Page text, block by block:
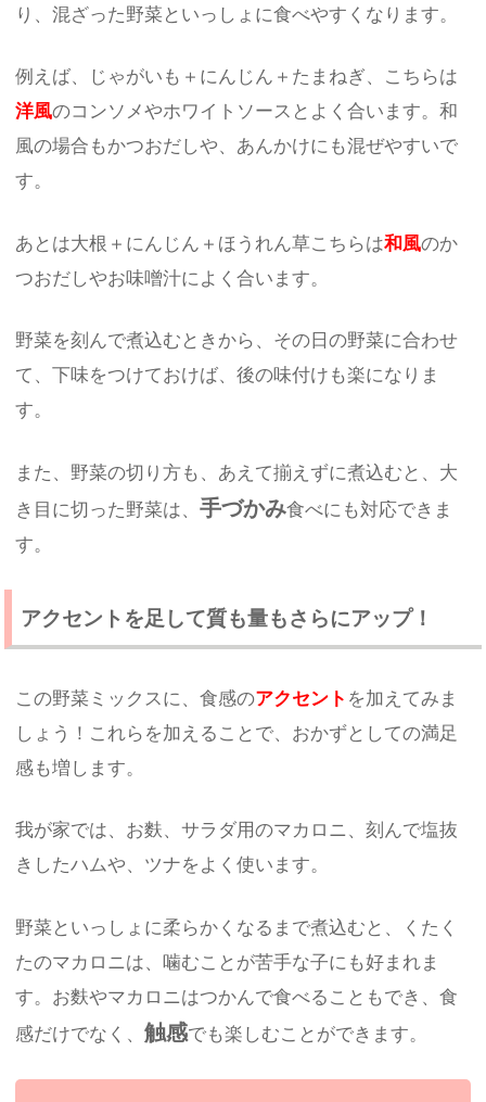
り、混ざった野菜といっしょに食べやすくなります。
例えば、じゃがいも＋にんじん＋たまねぎ、こちらは
洋風のコンソメやホワイトソースとよく合います。和
風の場合もかつおだしや、あんかけにも混ぜやすいで
す。
あとは大根＋にんじん＋ほうれん草こちらは和風のか
つおだしやお味噌汁によく合います。
野菜を刻んで煮込むときから、その日の野菜に合わせ
て、下味をつけておけば、後の味付けも楽になりま
す。
また、野菜の切り方も、あえて揃えずに煮込むと、大
き目に切った野菜は、手づかみ食べにも対応できま
す。
アクセントを足して質も量もさらにアップ！
この野菜ミックスに、食感のアクセント を加えてみま
しょう！これらを加えることで、おかずとしての満足
感も増します。
我が家では、お麩、サラダ用のマカロニ、刻んで塩抜
きしたハムや、ツナをよく使います。
野菜といっしょに柔らかくなるまで煮込むと、くたく
たのマカロニは、噛むことが苦手な子にも好まれま
す。お麩やマカロニはつかんで食べることもでき、食
感だけでなく、触感でも楽しむことができます。